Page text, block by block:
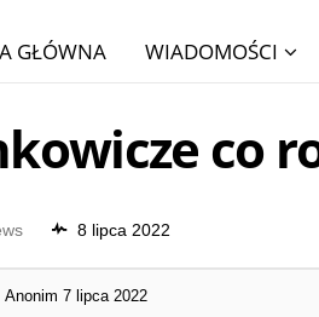
GŁÓWNA WIADOMOŚCI
co
8 lipca 2022
Anonim 7 lipca 2022